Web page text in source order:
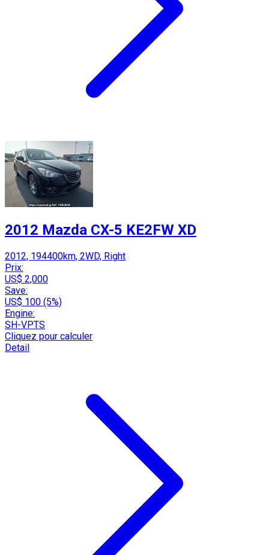
2012 Mazda CX-5 KE2FW XD
2012, 194400km, 2WD, Right
Prix:
US$ 2,000
Save:
US$ 100 (5%)
Engine:
SH-VPTS
Cliquez pour calculer
Detail